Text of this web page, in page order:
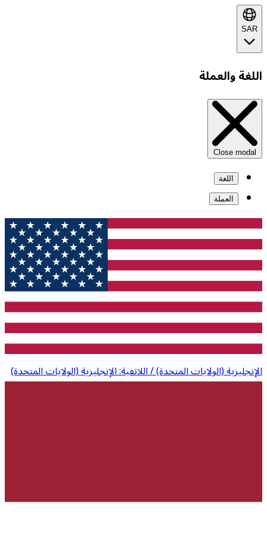
SAR
اللغة والعملة
Close modal
اللغة
العملة
الإنجليزية (الولايات المتحدة) / اللاتفية: الإنجليزية (الولايات المتحدة)